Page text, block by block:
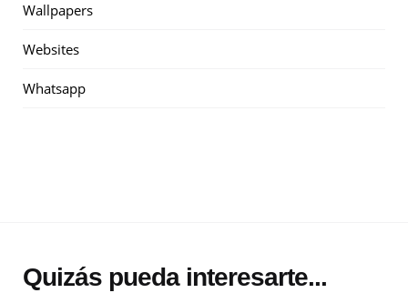
Wallpapers
Websites
Whatsapp
Quizás pueda interesarte...